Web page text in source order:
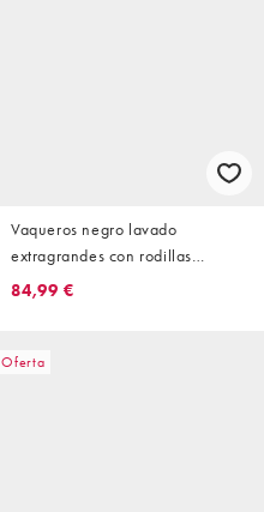
Vaqueros negro lavado
extragrandes con rodillas
rasgadas de Courtside
84,99 €
Oferta